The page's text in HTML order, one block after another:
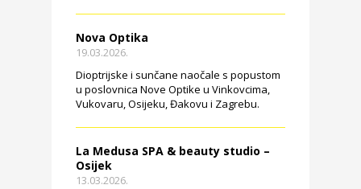
Nova Optika
19.03.2026.
Dioptrijske i sunčane naočale s popustom
u poslovnica Nove Optike u Vinkovcima,
Vukovaru, Osijeku, Đakovu i Zagrebu.
La Medusa SPA & beauty studio –
Osijek
13.03.2026.